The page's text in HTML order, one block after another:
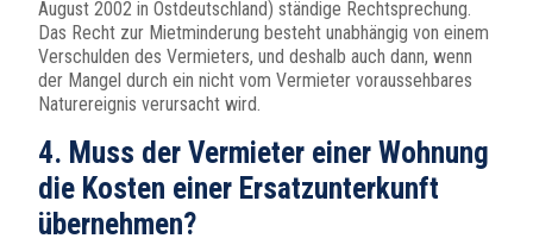
August 2002 in Ostdeutschland) ständige Rechtsprechung.
Das Recht zur Mietminderung besteht unabhängig von einem
Verschulden des Vermieters, und deshalb auch dann, wenn
der Mangel durch ein nicht vom Vermieter voraussehbares
Naturereignis verursacht wird.
4. Muss der Vermieter einer Wohnung
die Kosten einer Ersatzunterkunft
übernehmen?